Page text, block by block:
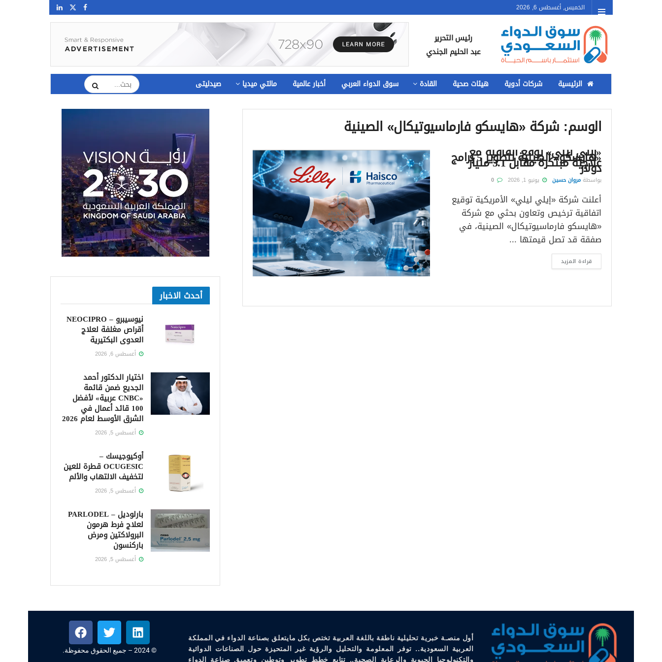
الخميس, أغسطس 6, 2026
رئيس التحرير
عبد الحليم الجندي
الرئيسية شركات أدوية هيئات صحية القادة سوق الدواء العربي أخبار عالمية مالتي ميديا صيدليتى
الوسم: شركة «هايسكو فارماسيوتيكال» الصينية
«إيلي ليلي» توقع اتفاقية مع«هايسكو» الصينية لتطوير 5 برامجعلاجية مبتكرة مقابل 3.1 مليار دولار
بواسطة مروان حسين يونيو 1, 2026
أعلنت شركة «إيلي ليلي» الأمريكية توقيع
اتفاقية ترخيص وتعاون بحثي مع شركة
«هايسكو فارماسيوتيكال» الصينية، في
صفقة قد تصل قيمتها ...
قراءة المزيد
أحدث الاخبار
نيوسيبرو – NEOCIPRO
أقراص مغلفة لعلاج
العدوى البكتيرية
أغسطس 6, 2026
اختيار الدكتور أحمد
الجديع ضمن قائمة
«CNBC عربية» لأفضل
100 قائد أعمال في
الشرق الأوسط لعام 2026
أغسطس 5, 2026
أوكيوجيسك –
OCUGESIC قطرة للعين
لتخفيف الالتهاب والألم
أغسطس 5, 2026
بارلوديل – PARLODEL
لعلاج فرط هرمون
البرولاكتين ومرض
باركنسون
أغسطس 5, 2026
أول منصـة خبرية تحليلية ناطقة باللغة العربية تختص بكل مايتعلق بصناعة الدواء في المملكة
العربية السعودية.. توفر المعلومة والتحليل والرؤية غير المتحيزة حول الصناعات الدوائية
والتكنولوجيا الحيوية والرعاية الصحية.. تتابع خطط تطوير وتوطين وتعميق صناعة الدواء
© 2024 – جميع الحقوق محفوظة.